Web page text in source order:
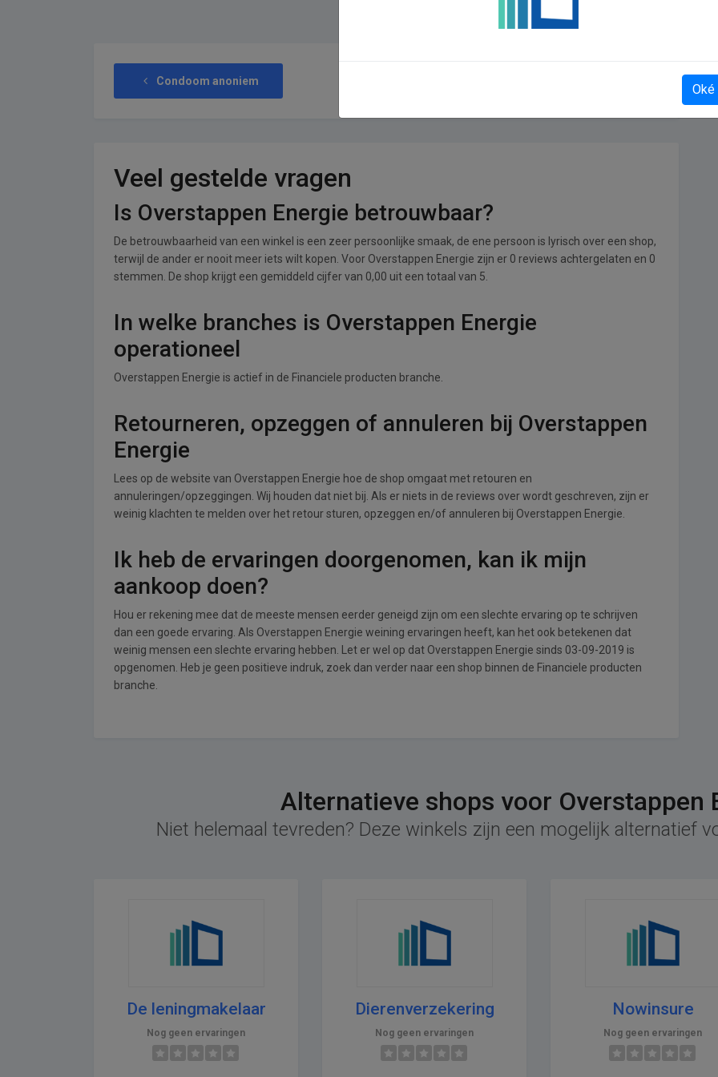
Condoom anoniem
Veel gestelde vragen
Is Overstappen Energie betrouwbaar?
De betrouwbaarheid van een winkel is een zeer persoonlijke smaak, de ene persoon is lyrisch over een shop,
terwijl de ander er nooit meer iets wilt kopen. Voor Overstappen Energie zijn er 0 reviews achtergelaten en 0
stemmen. De shop krijgt een gemiddeld cijfer van 0,00 uit een totaal van 5.
In welke branches is Overstappen Energie
operationeel
Overstappen Energie is actief in de Financiele producten branche.
Retourneren, opzeggen of annuleren bij Overstappen
Energie
Lees op de website van Overstappen Energie hoe de shop omgaat met retouren en
annuleringen/opzeggingen. Wij houden dat niet bij. Als er niets in de reviews over wordt geschreven, zijn er
weinig klachten te melden over het retour sturen, opzeggen en/of annuleren bij Overstappen Energie.
Ik heb de ervaringen doorgenomen, kan ik mijn
aankoop doen?
Hou er rekening mee dat de meeste mensen eerder geneigd zijn om een slechte ervaring op te schrijven
dan een goede ervaring. Als Overstappen Energie weining ervaringen heeft, kan het ook betekenen dat
weinig mensen een slechte ervaring hebben. Let er wel op dat Overstappen Energie sinds 03-09-2019 is
opgenomen. Heb je geen positieve indruk, zoek dan verder naar een shop binnen de Financiele producten
branche.
Alternatieve shops voor Overstappen
Niet helemaal tevreden? Deze winkels zijn een mogelijk alternatief
De leningmakelaar
Nog geen ervaringen
Dierenverzekering
Nog geen ervaringen
Nowinsure
Nog geen ervaringen
Oké